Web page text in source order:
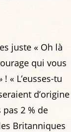
juste « Oh là
qui vous
! « L’eusses-tu
d’origine
2 % de
Britanniques